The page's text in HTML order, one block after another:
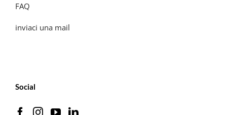
FAQ
inviaci una mail
Social